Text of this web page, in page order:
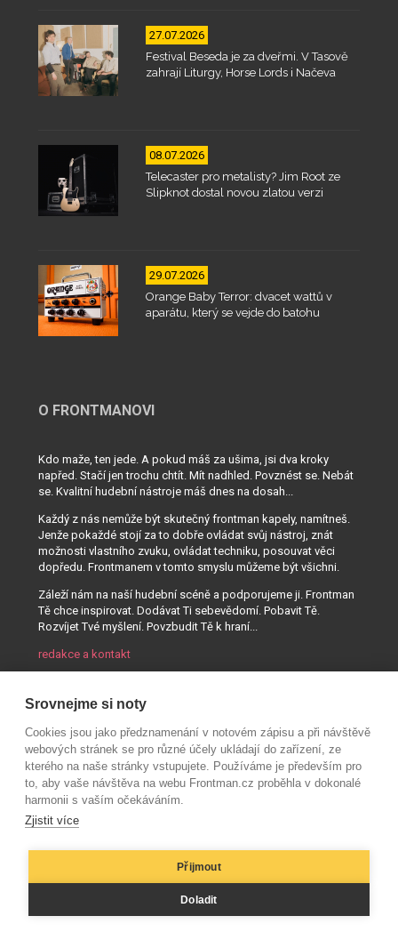
27.07.2026
Festival Beseda je za dveřmi. V Tasově
zahrají Liturgy, Horse Lords i Načeva
08.07.2026
Telecaster pro metalisty? Jim Root ze
Slipknot dostal novou zlatou verzi
29.07.2026
Orange Baby Terror: dvacet wattů v
aparátu, který se vejde do batohu
O FRONTMANOVI
Kdo maže, ten jede. A pokud máš za ušima, jsi dva kroky
napřed. Stačí jen trochu chtít. Mít nadhled. Povznést se. Nebát
se. Kvalitní hudební nástroje máš dnes na dosah...
Každý z nás nemůže být skutečný frontman kapely, namítneš.
Jenže pokaždé stojí za to dobře ovládat svůj nástroj, znát
možnosti vlastního zvuku, ovládat techniku, posouvat věci
dopředu. Frontmanem v tomto smyslu můžeme být všichni.
Záleží nám na naší hudební scéně a podporujeme ji. Frontman
Tě chce inspirovat. Dodávat Ti sebevědomí. Pobavit Tě.
Rozvíjet Tvé myšlení. Povzbudit Tě k hraní...
redakce a kontakt
Srovnejme si noty
Cookies jsou jako předznamenání v notovém zápisu a při návštěvě
webových stránek se pro různé účely ukládají do zařízení, ze
kterého na naše stránky vstupujete. Používáme je především pro
to, aby vaše návštěva na webu Frontman.cz proběhla v dokonalé
harmonii s vaším očekáváním.
Zjistit více
Přijmout
Doladit